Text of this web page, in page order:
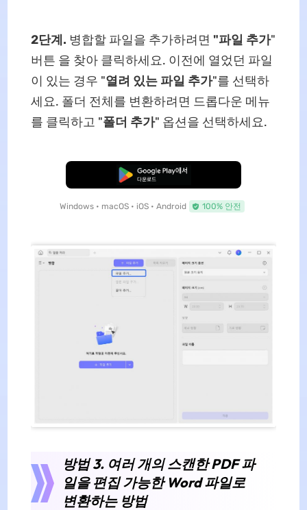
2단계. 병합할 파일을 추가하려면 "파일 추가"
버튼 을 찾아 클릭하세요. 이전에 열었던 파일
이 있는 경우 "열려 있는 파일 추가"를 선택하
세요. 폴더 전체를 변환하려면 드롭다운 메뉴
를 클릭하고 "폴더 추가" 옵션을 선택하세요.
무료로 다운로드
Windows • macOS • iOS • Android 100% 안전
방법 3. 여러 개의 스캔한 PDF 파
일을 편집 가능한 Word 파일로
변환하는 방법